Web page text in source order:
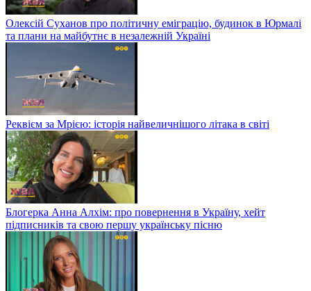
Олексій Суханов про політичну еміграцію, будинок в Юрмалі
та плани на майбутнє в незалежній Україні
Реквієм за Мрією: історія найвеличнішого літака в світі
Блогерка Анна Алхім: про повернення в Україну, хейт
підписників та свою першу українську пісню